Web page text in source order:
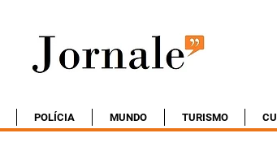
POLÍCIA MUNDO TURISMO